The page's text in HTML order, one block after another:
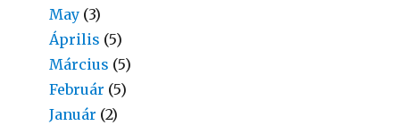
May (3)
Április (5)
Március (5)
Február (5)
Január (2)